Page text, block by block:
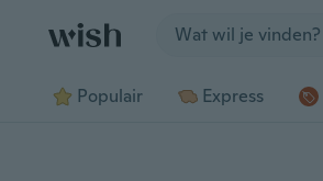
Populair Express